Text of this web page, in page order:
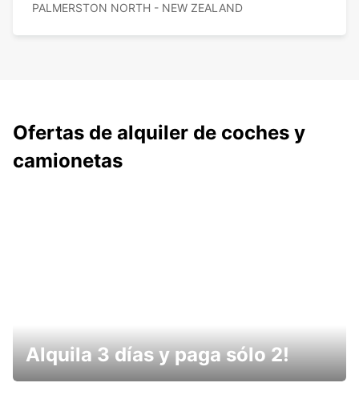
PALMERSTON NORTH - NEW ZEALAND
Ofertas de alquiler de coches y
camionetas
Alquila 3 días y paga sólo 2!